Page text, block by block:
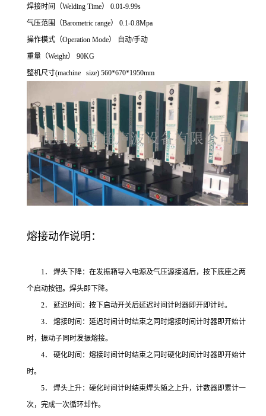
焊接时间（Welding Time） 0.01-9.99s
气压范围（Barometric range） 0.1-0.8Mpa
操作模式（Operation Mode） 自动/手动
重量（Weight） 90KG
整机尺寸(machine size) 560*670*1950mm
熔接动作说明：
1． 焊头下降：在发振箱导入电源及气压源接通后，按下底座之两
个启动按钮。焊头即下降。
2． 延迟时间：按下启动开关后延迟时间计时器即开即计时。
3． 熔接时间：延迟时间计时结束之同时熔接时间计时器即开始计
时，振动子同时发振熔接。
4． 硬化时间：熔接时间计时结束之同时硬化时间计时器即开始计
时。
5． 焊头上升：硬化时间计时结束焊头随之上升，计数器即累计一
次，完成一次循环却作。